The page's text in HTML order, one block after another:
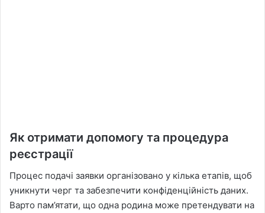
Як отримати допомогу та процедура
реєстрації
Процес подачі заявки організовано у кілька етапів, щоб
уникнути черг та забезпечити конфіденційність даних.
Варто пам’ятати, що одна родина може претендувати на